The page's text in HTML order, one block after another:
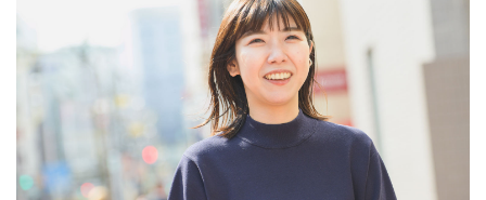
#DX＆マーケティング #コーポレート本部 #メディア＆ソリューション
#カスタマーサクセス #コンサルタント
#バックオフィス #マーケター #事業開発
#新卒 #経営